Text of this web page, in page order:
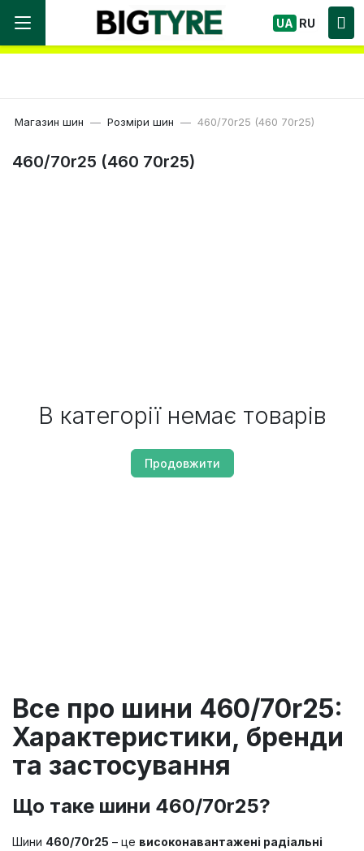
Ми працюємо! Великий вибір Шин, швидка
доставка по Україні!
UA RU
Магазин шин Розміри шин 460/70r25 (460 70r25)
460/70r25 (460 70r25)
В категорії немає товарів
Продовжити
Все про шини 460/70r25:
Характеристики, бренди
та застосування
Що таке шини 460/70r25?
Шини 460/70r25 – це високонавантажені радіальні